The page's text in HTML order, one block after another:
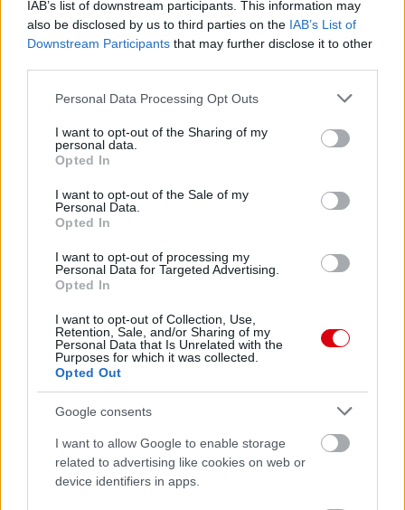
IAB’s list of downstream participants. This information may
also be disclosed by us to third parties on the IAB’s List of
Downstream Participants that may further disclose it to other
Please note that this website/app uses one or more Google
not limited to your visit or usage behaviour. You may click to
grant or deny consent to Google and its third-party tags to
use your data for below specified purposes in below Google
consent section.
Personal Data Processing Opt Outs
I want to opt-out of the Sharing of my
personal data.
Opted In
I want to opt-out of the Sale of my
Personal Data.
Opted In
I want to opt-out of processing my
Personal Data for Targeted Advertising.
Opted In
I want to opt-out of Collection, Use,
Retention, Sale, and/or Sharing of my
Personal Data that Is Unrelated with the
Purposes for which it was collected.
Opted Out
Google consents
I want to allow Google to enable storage
related to advertising like cookies on web or
device identifiers in apps.